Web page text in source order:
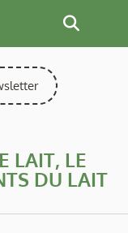
LAIT, LE
DU LAIT